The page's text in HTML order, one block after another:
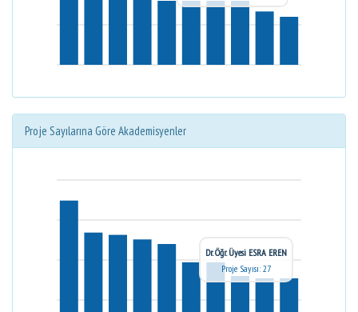
Proje Sayılarına Göre Akademisyenler
Dr. Öğr. Üyesi ESRA EREN
Proje Sayısı: 27